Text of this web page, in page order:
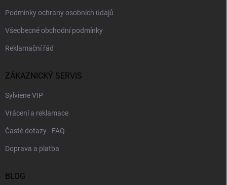
Podmínky ochrany osobních údajů
Všeobecné obchodní podmínky
Reklamační řád
ZÁKAZNICKÝ SERVIS
Sylviene VIP
Vrácení a reklamace
Časté dotazy - FAQ
Doprava a platba
BLOG